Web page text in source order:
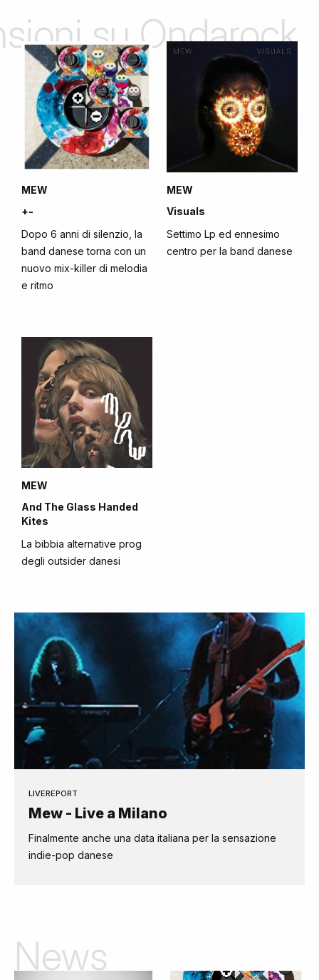
su Ondarock
MEW
+-
Dopo 6 anni di silenzio, la
band danese torna con un
nuovo mix-killer di melodia
e ritmo
MEW
Visuals
Settimo Lp ed ennesimo
centro per la band danese
MEW
And The Glass Handed
Kites
La bibbia alternative prog
degli outsider danesi
LIVEREPORT
Mew - Live a Milano
Finalmente anche una data italiana per la sensazione
indie-pop danese
News